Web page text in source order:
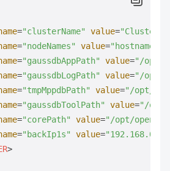
="clusterName" value=
="nodeNames" value=
="gaussdbAppPath" value="/opt/
="gaussdbLogPath" value="/opt/
="tmpMppdbPath" value="/opt/
="gaussdbToolPath" value="/opt/
="corePath" value="/opt/
="backIp1s" value=
>